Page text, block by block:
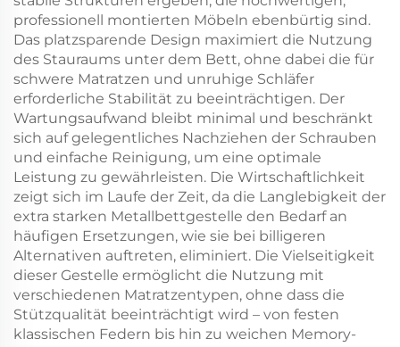
professionell montierten Möbeln ebenbürtig sind.
Das platzsparende Design maximiert die Nutzung
des Stauraums unter dem Bett, ohne dabei die für
schwere Matratzen und unruhige Schläfer
erforderliche Stabilität zu beeinträchtigen. Der
Wartungsaufwand bleibt minimal und beschränkt
sich auf gelegentliches Nachziehen der Schrauben
und einfache Reinigung, um eine optimale
Leistung zu gewährleisten. Die Wirtschaftlichkeit
zeigt sich im Laufe der Zeit, da die Langlebigkeit der
extra starken Metallbettgestelle den Bedarf an
häufigen Ersetzungen, wie sie bei billigeren
Alternativen auftreten, eliminiert. Die Vielseitigkeit
dieser Gestelle ermöglicht die Nutzung mit
verschiedenen Matratzentypen, ohne dass die
Stützqualität beeinträchtigt wird – von festen
klassischen Federn bis hin zu weichen Memory-